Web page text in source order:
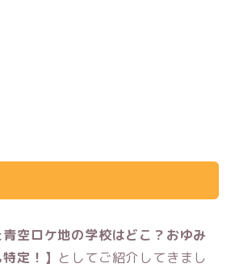
青空ロケ地の学校はどこ？おゆみ
定！】 としてご紹介してきまし